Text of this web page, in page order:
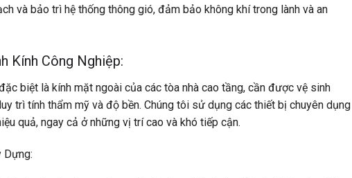
và bảo trì hệ thống thông gió, đảm bảo không khí trong lành và an
Kính Công Nghiệp:
biệt là kính mặt ngoài của các tòa nhà cao tầng, cần được vệ sinh
trì tính thẩm mỹ và độ bền. Chúng tôi sử dụng các thiết bị chuyên dụng
quả, ngay cả ở những vị trí cao và khó tiếp cận.
Dựng: